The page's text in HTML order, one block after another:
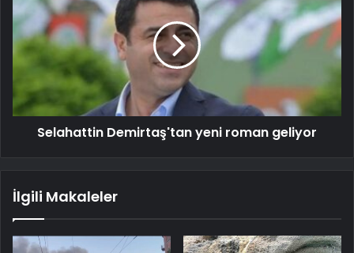
Selahattin Demirtaş'tan yeni roman geliyor
İlgili Makaleler